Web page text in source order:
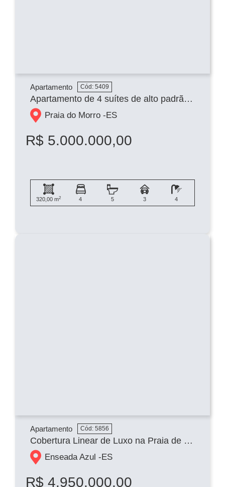
Apartamento Cód: 5409
Apartamento de 4 suítes de alto padrão na praia do morro
Praia do Morro -ES
R$ 5.000.000,00
320,00 m2 4 5 3 4
Apartamento Cód: 5856
Cobertura Linear de Luxo na Praia de Peracanga
Enseada Azul -ES
R$ 4.950.000,00